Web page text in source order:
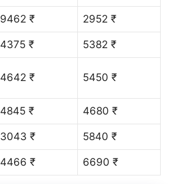
9462 ₹ 2952 ₹
4375 ₹ 5382 ₹
4642 ₹ 5450 ₹
4845 ₹ 4680 ₹
3043 ₹ 5840 ₹
4466 ₹ 6690 ₹